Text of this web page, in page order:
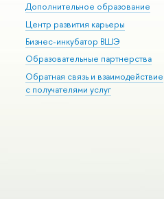
Дополнительное образование
Центр развития карьеры
Бизнес-инкубатор ВШЭ
Образовательные партнерства
Обратная связь и взаимодействие
с получателями услуг